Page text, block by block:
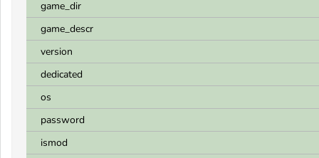
game_dir
game_descr
version
dedicated
os
password
ismod